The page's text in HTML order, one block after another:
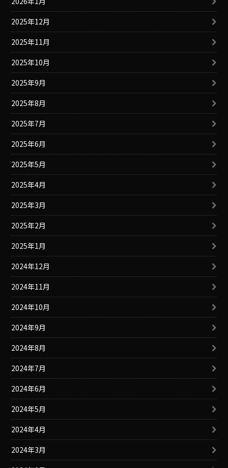
2025年12月
2025年11月
2025年10月
2025年9月
2025年8月
2025年7月
2025年6月
2025年5月
2025年4月
2025年3月
2025年2月
2025年1月
2024年12月
2024年11月
2024年10月
2024年9月
2024年8月
2024年7月
2024年6月
2024年5月
2024年4月
2024年3月